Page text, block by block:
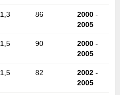
1,3 86 2000 -
2005
1,5 90 2000 -
2005
1,5 82 2002 -
2005